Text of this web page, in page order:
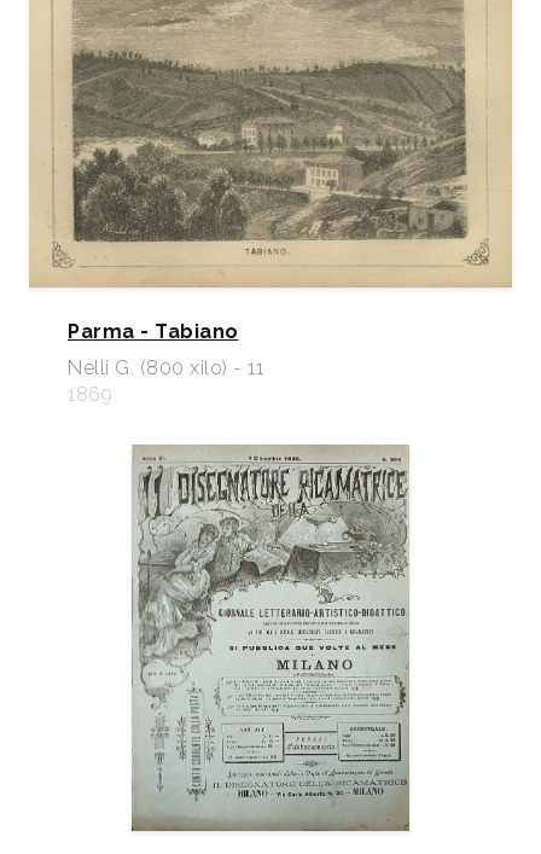
Parma - Tabiano
Nelli G. (800 xilo) - 11
1869